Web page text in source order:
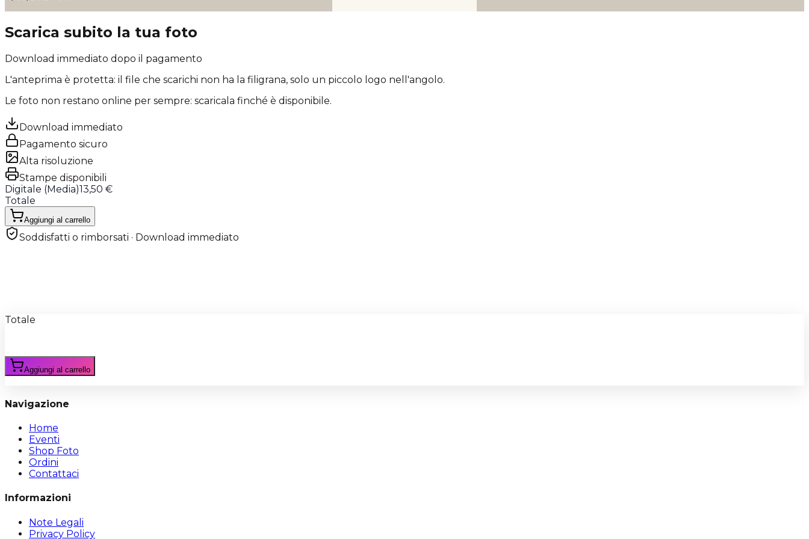
Scarica subito la tua foto
Download immediato dopo il pagamento
L'anteprima è protetta: il file che scarichi non ha la filigrana, solo un piccolo logo nell'angolo.
Le foto non restano online per sempre: scaricala finché è disponibile.
Download immediato
Pagamento sicuro
Alta risoluzione
Stampe disponibili
Digitale (Media)13,50 €
Totale
Aggiungi al carrello
Soddisfatti o rimborsati · Download immediato
Totale
Aggiungi al carrello
Navigazione
Home
Eventi
Shop Foto
Ordini
Contattaci
Informazioni
Note Legali
Privacy Policy